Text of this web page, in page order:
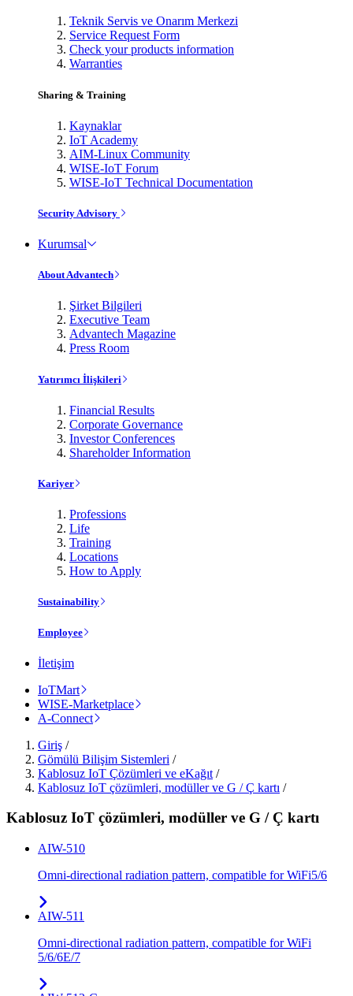
Teknik Servis ve Onarım Merkezi
Service Request Form
Check your products information
Warranties
Sharing & Training
Kaynaklar
IoT Academy
AIM-Linux Community
WISE-IoT Forum
WISE-IoT Technical Documentation
Security Advisory
Kurumsal
About Advantech
Şirket Bilgileri
Executive Team
Advantech Magazine
Press Room
Yatırımcı İlişkileri
Financial Results
Corporate Governance
Investor Conferences
Shareholder Information
Kariyer
Professions
Life
Training
Locations
How to Apply
Sustainability
Employee
İletişim
IoTMart
WISE-Marketplace
A-Connect
Giriş /
Gömülü Bilişim Sistemleri /
Kablosuz IoT Çözümleri ve eKağıt /
Kablosuz IoT çözümleri, modüller ve G / Ç kartı /
Kablosuz IoT çözümleri, modüller ve G / Ç kartı
AIW-510
Omni-directional radiation pattern, compatible for WiFi5/6
AIW-511
Omni-directional radiation pattern, compatible for WiFi
5/6/6E/7